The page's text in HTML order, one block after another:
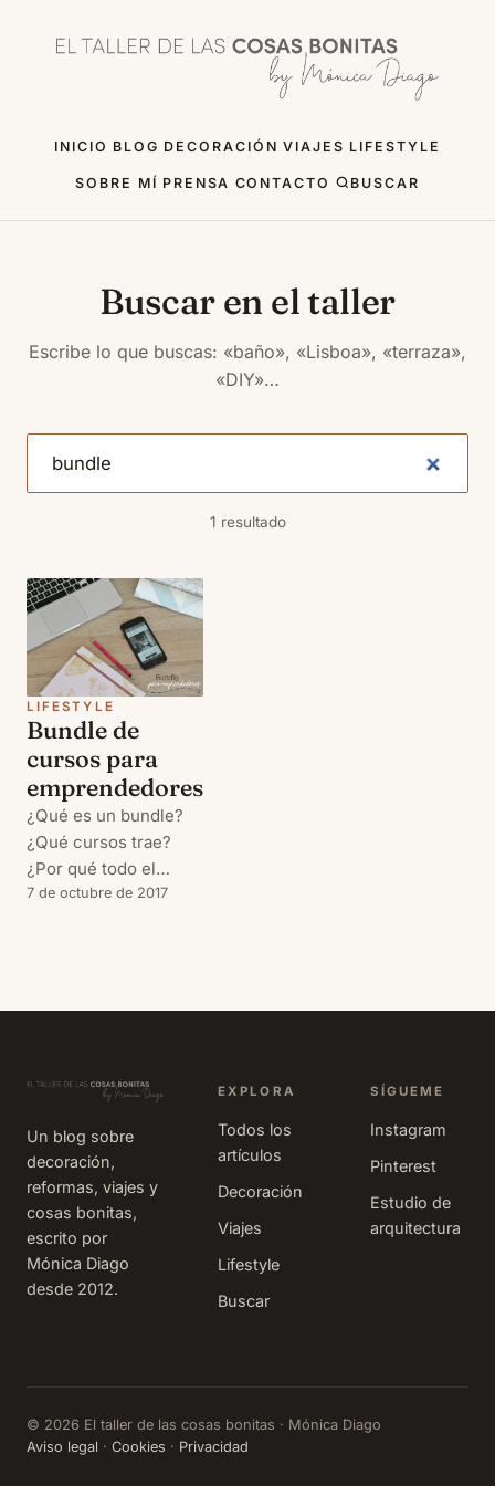
INICIO BLOG DECORACIÓN VIAJES LIFESTYLE
SOBRE MÍ PRENSA CONTACTO BUSCAR
Buscar en el taller
Escribe lo que buscas: «baño», «Lisboa», «terraza»,
«DIY»…
1 resultado
LIFESTYLE
Bundle de
cursos para
emprendedores
¿Qué es un bundle?
¿Qué cursos trae?
¿Por qué todo el
mundo habla de ello?
que hemos sido
muchas las que desde
el lunes hemos estado
promocionan
7 de octubre de 2017
Un blog sobre
decoración,
reformas, viajes y
cosas bonitas,
escrito por
Mónica Diago
desde 2012.
EXPLORA
Todos los
artículos
Decoración
Viajes
Lifestyle
Buscar
SÍGUEME
Instagram
Pinterest
Estudio de
arquitectura
© 2026 El taller de las cosas bonitas · Mónica Diago
Aviso legal · Cookies · Privacidad